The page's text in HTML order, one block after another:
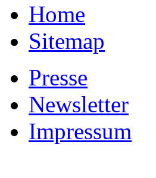
Home
Sitemap
Presse
Newsletter
Impressum